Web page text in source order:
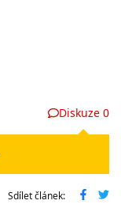
Diskuze 0
Sdílet článek: